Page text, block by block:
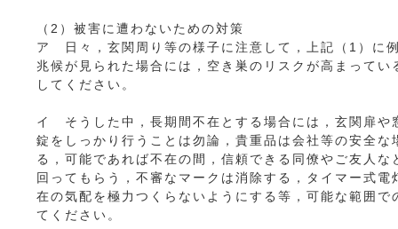
（2）被害に遭わないための対策
ア 日々，玄関周り等の様子に注意して，上記（1）に
兆候が見られた場合には，空き巣のリスクが高まってい
してください。
イ そうした中，長期間不在とする場合には，玄関扉や
錠をしっかり行うことは勿論，貴重品は会社等の安全な
る，可能であれば不在の間，信頼できる同僚やご友人な
回ってもらう，不審なマークは消除する，タイマー式電
在の気配を極力つくらないようにする等，可能な範囲で
てください。